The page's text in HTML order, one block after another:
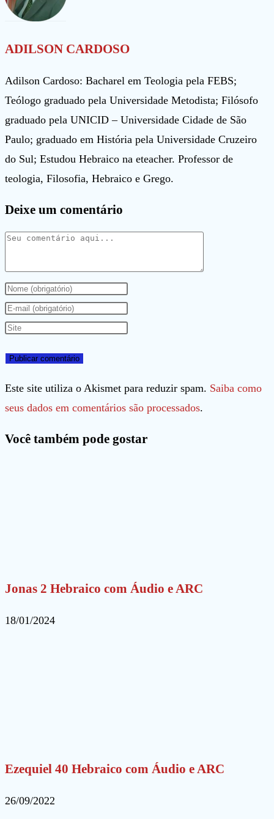
ADILSON CARDOSO
Adilson Cardoso: Bacharel em Teologia pela FEBS;
Teólogo graduado pela Universidade Metodista; Filósofo
graduado pela UNICID – Universidade Cidade de São
Paulo; graduado em História pela Universidade Cruzeiro
do Sul; Estudou Hebraico na eteacher. Professor de
teologia, Filosofia, Hebraico e Grego.
Deixe um comentário
Comentário
Digite
seu
nome
nome
de
usuário
comentar
Digite
seu
de
e-
mail
comentar
Digite
URL
do
seu
(opcional)
Este site utiliza o Akismet para reduzir spam. Saiba como
seus dados em comentários são processados.
Você também pode gostar
Jonas 2 Hebraico com Áudio e ARC
18/01/2024
Ezequiel 40 Hebraico com Áudio e ARC
26/09/2022